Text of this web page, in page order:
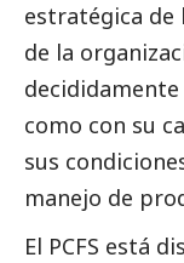
estratégica de
de la
como con su
sus
manejo de
El PCFS está